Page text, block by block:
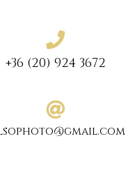
+36 (20) 924 3672